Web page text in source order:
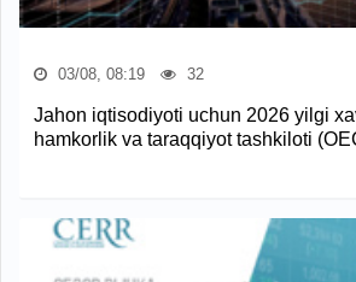
03/08, 08:19 32
Jahon iqtisodiyoti uchun 2026 yilgi
hamkorlik va taraqqiyot tashkiloti